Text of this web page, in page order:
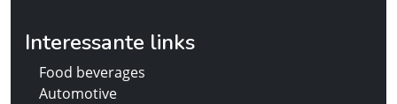
Interessante links
Food beverages
Automotive